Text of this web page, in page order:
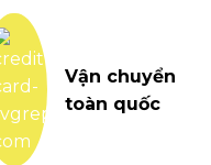
Vận chuyển
toàn quốc